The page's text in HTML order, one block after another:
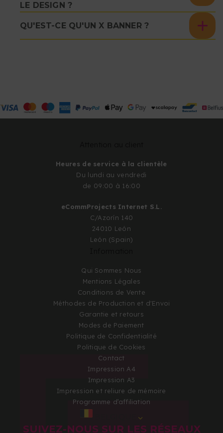
LE DESIGN ?
QU'EST-CE QU'UN X BANNER ?
Heures de service à la clientèle
Du lundi au vendredi
de 09:00 à 16:00
eCommProjects Internet S.L.
C/Azorín 140
24010 León
León (Spain)
Qui Sommes Nous
Mentions Légales
Conditions de Vente
Méthodes de Production et d'Envoi
Garantie et retours
Modes de Paiement
Politique de Confidentialité
Politique de Cookies
Contact
Impression A4
Impression A3
Impression et reliure de mémoire
Programme d’affiliation
SUIVEZ-NOUS SUR LES RÉSEAUX